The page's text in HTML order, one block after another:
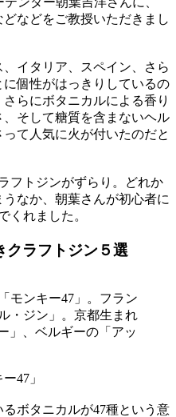
などをご教授いただきまし
、イタリア、スペイン、さら
個性がはっきりしているの
らにボタニカルによる香り
そして糖質を含まないヘル
て人気に火が付いたのだと
フトジンがずらり。どれか
なか、朝葉さんが初心者に
くれました。
クラフトジン５選
モンキー47」。フラン
・ジン」。京都生まれ
、ベルギーの「アッ
47」
るボタニカルが47種という意